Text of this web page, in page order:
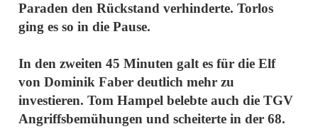
Paraden den Rückstand verhinderte. Torlos
ging es so in die Pause.
In den zweiten 45 Minuten galt es für die Elf
von Dominik Faber deutlich mehr zu
investieren. Tom Hampel belebte auch die TGV
Angriffsbemühungen und scheiterte in der 68.